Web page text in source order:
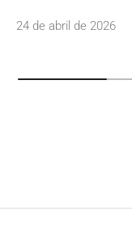
24 de abril de 2026